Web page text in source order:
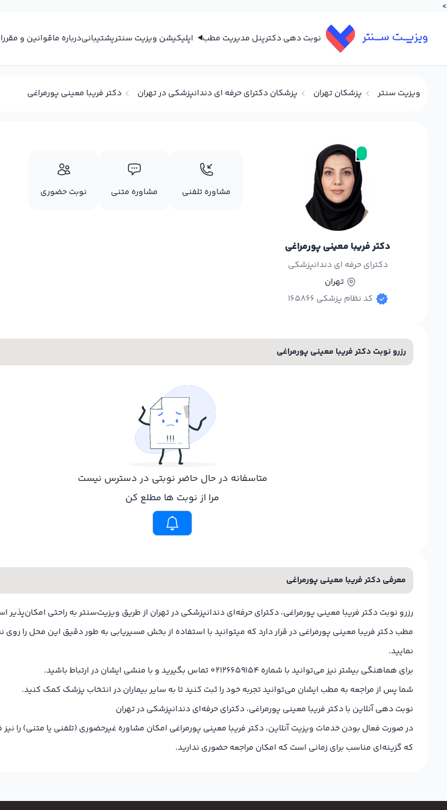
>
نوبت دهی دکترپنل مدیریت مطب اپلیکیشن ویزیت سنترپشتیبانیدرباره ماقوانین و
ویزیت سنتر پزشکان تهران پزشکان دکترای حرفه ای دندانپزشکی در تهران دکتر فریبا معینی پورمراغی
دکتر فریبا معینی پورمراغی
دکترای حرفه ای دندانپزشکی
تهران
کد نظام پزشکی 165866
مشاوره تلفنی مشاوره متنی نوبت حضوری
رزرو نوبت دکتر فریبا معینی پورمراغی
متاسفانه در حال حاضر نوبتی در دسترس نیست
مرا از نوبت ها مطلع کن
معرفی دکتر فریبا معینی پورمراغی
رزرو نوبت دکتر فریبا معینی پورمراغی، دکترای حرفه‌ای دندانپزشکی در تهران از طریق ویزیت‌سنتر به راحتی امکان‌پذیر
مطب دکتر فریبا معینی پورمراغی در قرار دارد که میتوانید با استفاده از بخش مسیریابی به طور دقیق این محل را
نمایید.
برای هماهنگی بیشتر نیز می‌توانید با شماره 02126659154 تماس بگیرید و با منشی ایشان در ارتباط باشید.
شما پس از مراجعه به مطب ایشان می‌توانید تجربه خود را ثبت کنید تا به سایر بیماران در انتخاب پزشک کمک کنید.
نوبت دهی آنلاین با دکتر فریبا معینی پورمراغی، دکترای حرفه‌ای دندانپزشکی در تهران
در صورت فعال بودن خدمات ویزیت آنلاین، دکتر فریبا معینی پورمراغی امکان مشاوره غیرحضوری (تلفنی یا متنی) را
که گزینه‌ای مناسب برای زمانی است که امکان مراجعه حضوری ندارید.